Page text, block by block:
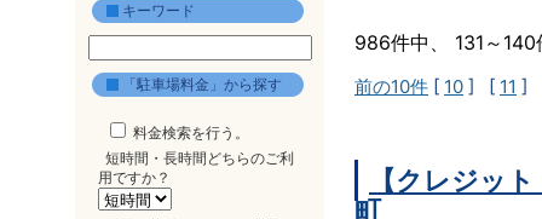
キーワード
「駐車場料金」から探す
料金検索を行う。
短時間・長時間どちらのご利
用ですか？
986件中、 131～
前の10件 [ 10 ] [ 11 ]
【クレジッ
町